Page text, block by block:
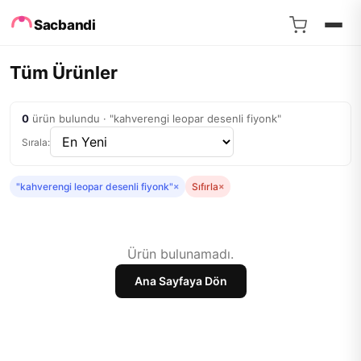
Sacbandi
Tüm Ürünler
0 ürün bulundu · "kahverengi leopar desenli fiyonk"
Sırala:
"kahverengi leopar desenli fiyonk"× Sıfırla×
Ürün bulunamadı.
Ana Sayfaya Dön